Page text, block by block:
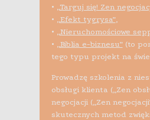
• „Targuj się! Zen
• „Efekt tygrysa”,
• „Nieruchomościowe
• „Biblia e-biznesu”(to
tego typu projekt na
Prowadzę szkolenia z
obsługi klienta („Zen
negocjacji („Zen
skutecznych metod